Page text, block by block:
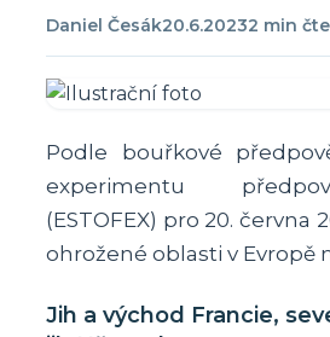
Daniel Česák20.6.20232 min
Podle bouřkové
experimentu
(ESTOFEX) pro 20. června
ohrožené oblasti v Evropě
Jih a východ Francie,